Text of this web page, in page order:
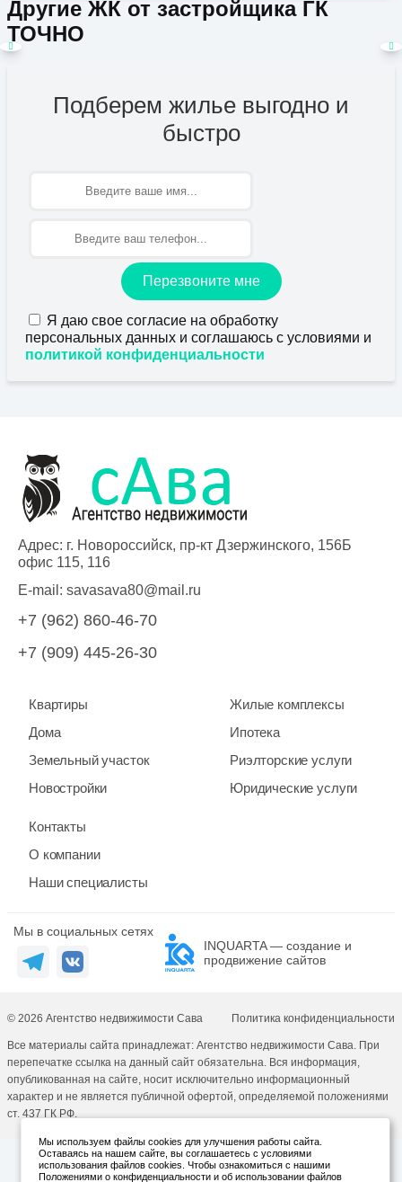
Другие ЖК от застройщика ГК
ТОЧНО
Подберем жилье выгодно и
быстро
Перезвоните мне
Я даю свое согласие на обработку
персональных данных и соглашаюсь с условиями и
политикой конфиденциальности
Адрес: г. Новороссийск, пр-кт Дзержинского, 156Б
офис 115, 116
E-mail: savasava80@mail.ru
+7 (962) 860-46-70
+7 (909) 445-26-30
Квартиры
Дома
Земельный участок
Новостройки
Жилые комплексы
Ипотека
Риэлторские услуги
Юридические услуги
Контакты
О компании
Наши специалисты
Мы в социальных сетях
INQUARTA — создание и
продвижение сайтов
© 2026 Агентство недвижимости Сава Политика конфиденциальности
Все материалы сайта принадлежат: Агентство недвижимости Сава. При
перепечатке ссылка на данный сайт обязательна. Вся информация,
опубликованная на сайте, носит исключительно информационный
характер и не является публичной офертой, определяемой положениями
ст. 437 ГК РФ.
Мы используем файлы cookies для улучшения работы сайта.
Оставаясь на нашем сайте, вы соглашаетесь с условиями
использования файлов cookies. Чтобы ознакомиться с нашими
Положениями о конфиденциальности и об использовании файлов